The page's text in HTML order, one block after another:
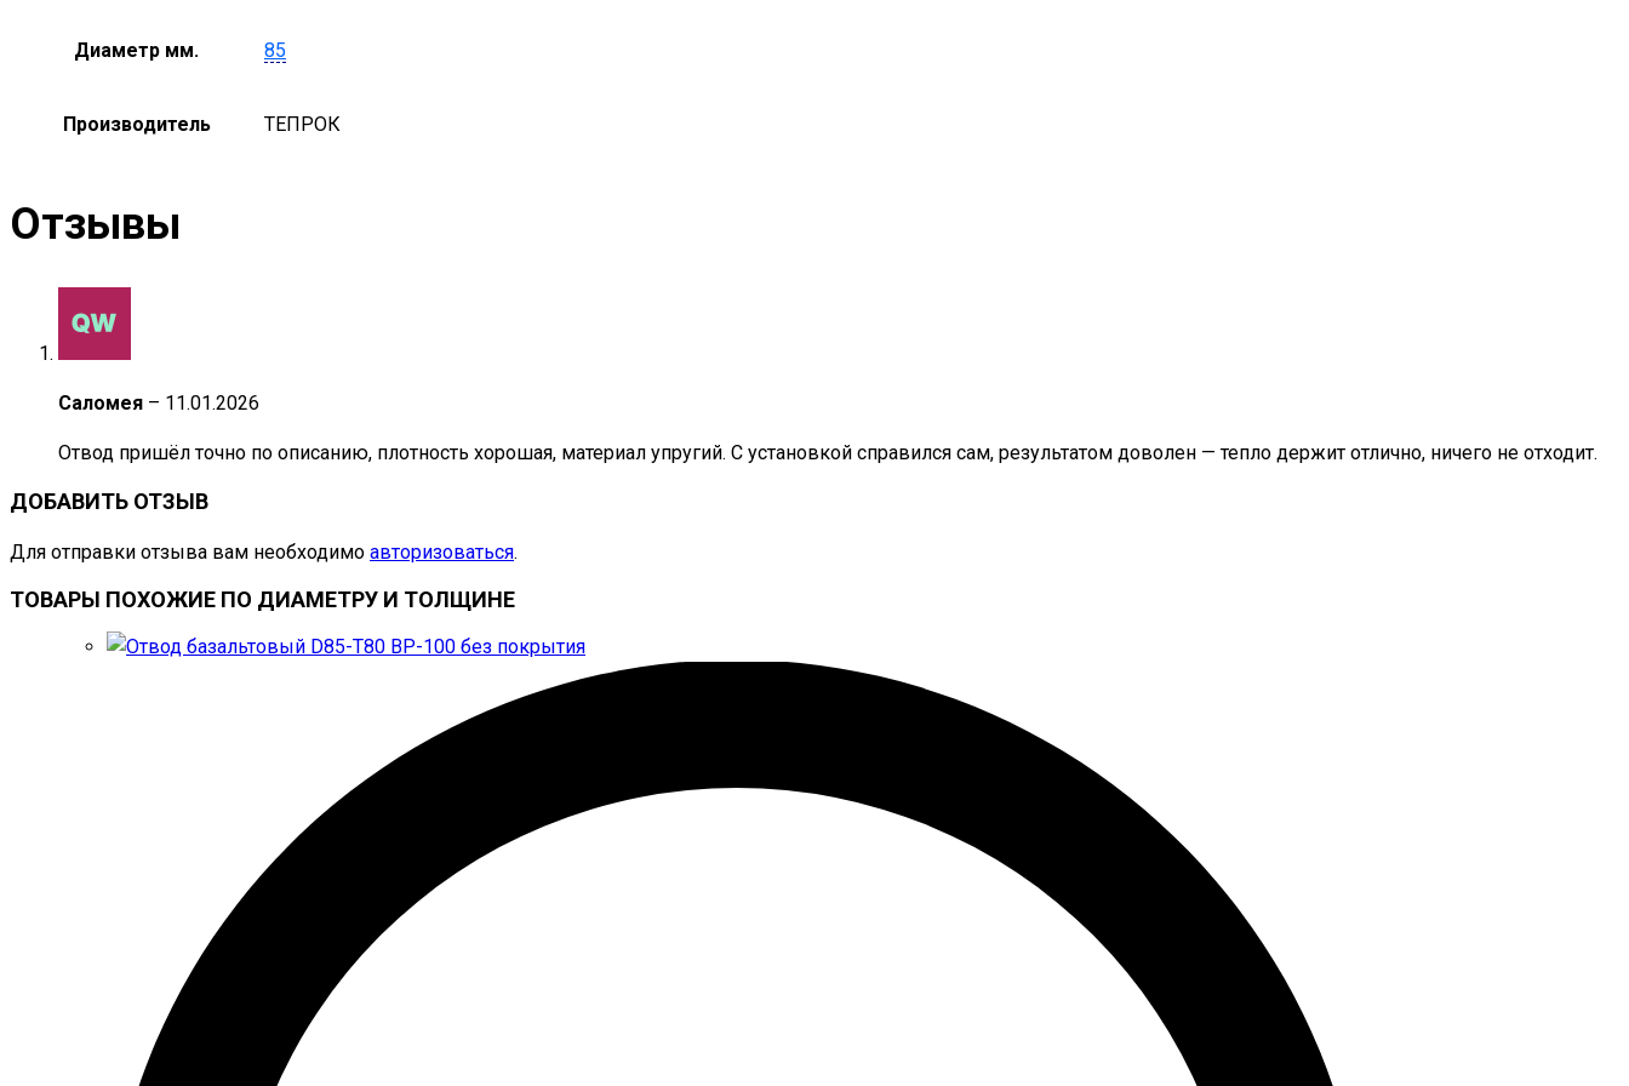
Диаметр мм. 85
Производитель ТЕПРОК
Отзывы
Саломея – 11.01.2026
Отвод пришёл точно по описанию, плотность хорошая, материал упругий. С установкой справился сам, результатом доволен — тепло держит отлично, ничего не отходит.
ДОБАВИТЬ ОТЗЫВ
Для отправки отзыва вам необходимо авторизоваться.
ТОВАРЫ ПОХОЖИЕ ПО ДИАМЕТРУ И ТОЛЩИНЕ